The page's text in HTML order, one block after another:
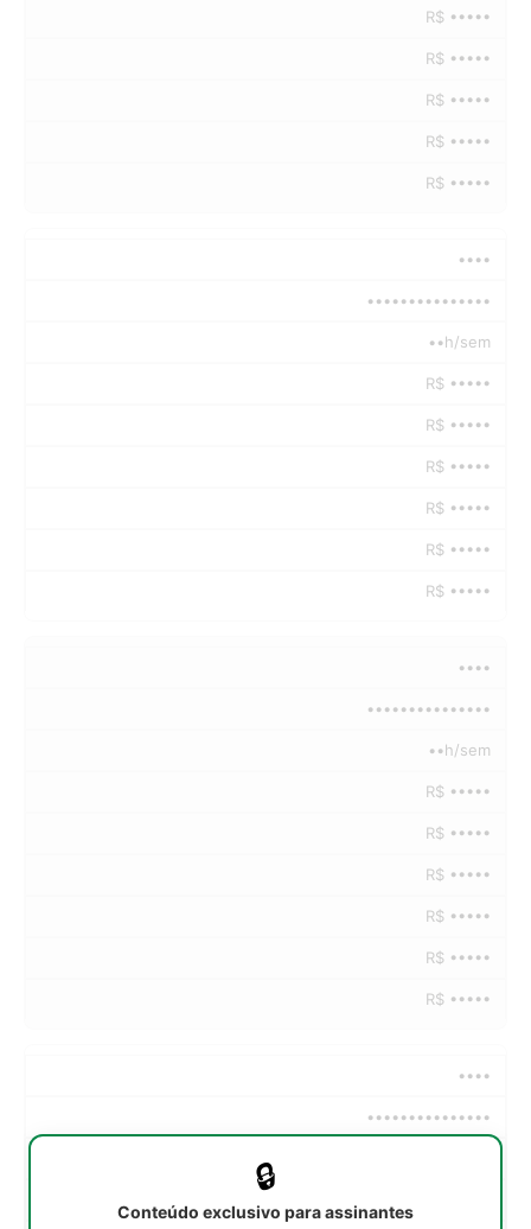
R$ •••••
R$ •••••
R$ •••••
R$ •••••
R$ •••••
••••
•••••••••••••••
••h/sem
R$ •••••
R$ •••••
R$ •••••
R$ •••••
R$ •••••
R$ •••••
••••
•••••••••••••••
••h/sem
R$ •••••
R$ •••••
R$ •••••
R$ •••••
R$ •••••
R$ •••••
••••
•••••••••••••••
🔒
Conteúdo exclusivo para assinantes